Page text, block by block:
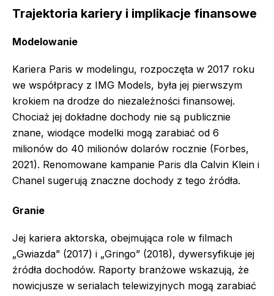
Trajektoria kariery i implikacje finansowe
Modelowanie
Kariera Paris w modelingu, rozpoczęta w 2017 roku
we współpracy z IMG Models, była jej pierwszym
krokiem na drodze do niezależności finansowej.
Chociaż jej dokładne dochody nie są publicznie
znane, wiodące modelki mogą zarabiać od 6
milionów do 40 milionów dolarów rocznie (Forbes,
2021). Renomowane kampanie Paris dla Calvin Klein i
Chanel sugerują znaczne dochody z tego źródła.
Granie
Jej kariera aktorska, obejmująca role w filmach
„Gwiazda” (2017) i „Gringo” (2018), dywersyfikuje jej
źródła dochodów. Raporty branżowe wskazują, że
nowicjusze w serialach telewizyjnych mogą zarabiać